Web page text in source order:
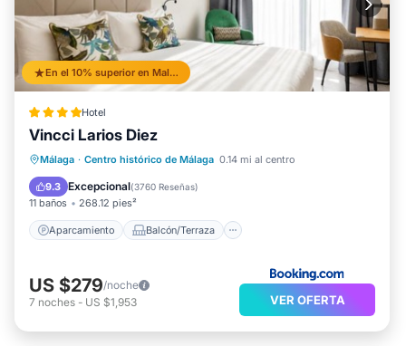
En el 10% superior en Malaga Historic Centre
Hotel
Vincci Larios Diez
Málaga · Centro histórico de Málaga 0.14 mi al centro
9.3 Excepcional(3760 Reseñas)
11 baños 268.12 pies²
Aparcamiento Balcón/Terraza
Aparcamiento
Balcón/Terraza
Aire acondicionado
US $279/noche
7 noches - US $1,953 VER OFERTA